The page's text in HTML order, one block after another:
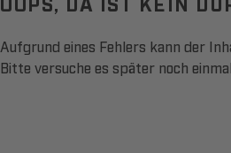
Aufgrund eines Fehlers kann der
Bitte versuche es später noch einmal.